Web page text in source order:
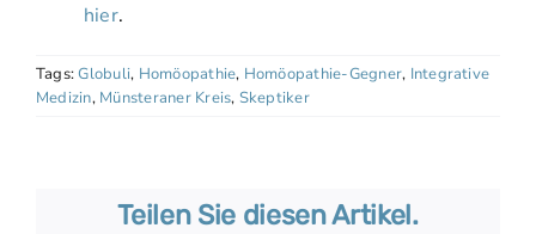
hier.
Tags:Globuli, Homöopathie, Homöopathie-Gegner, Integrative
Medizin, Münsteraner Kreis, Skeptiker
Teilen Sie diesen Artikel.